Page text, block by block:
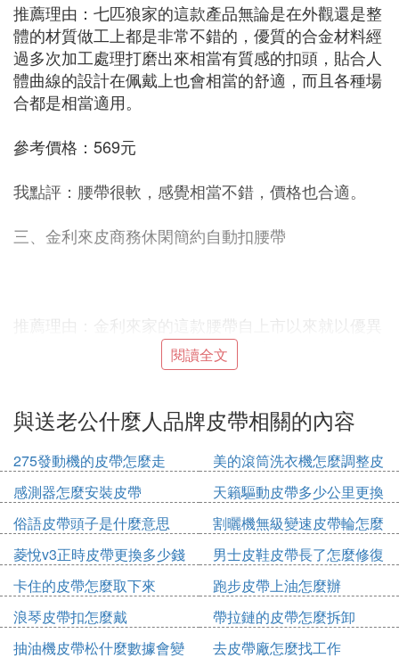
推薦理由：七匹狼家的這款產品無論是在外觀還是整
體的材質做工上都是非常不錯的，優質的合金材料經
過多次加工處理打磨出來相當有質感的扣頭，貼合人
體曲線的設計在佩戴上也會相當的舒適，而且各種場
合都是相當適用。
參考價格：569元
我點評：腰帶很軟，感覺相當不錯，價格也合適。
三、金利來皮商務休閑簡約自動扣腰帶
推薦理由：金利來家的這款腰帶自上市以來就以優異
的質量深得大眾的信賴，精選的皮革在耐用性上相當
的持久， 時尚 的雙面荔枝紋更是能彰顯出不一樣的
不會輕易變形。
參考價格：459元
我點評：皮帶確實不錯， 帶頭設計精緻美觀，表面
拋光能照影，而且光滑。
這個問題很簡單，我也試過在網上購買所謂的頭層牛
皮也只不過如此，我記得小時候幾塊錢就能買到真正
的牛皮皮帶，質量杠杠滴，不過現在的物價高了，以
前的幾塊錢到現在都要一百多塊了，質量同等，不過
閱讀全文
與送老公什麼人品牌皮帶相關的內容
275發動機的皮帶怎麼走
美的滾筒洗衣機怎麼調整皮
帶輪
感測器怎麼安裝皮帶
天籟驅動皮帶多少公里更換
俗語皮帶頭子是什麼意思
割曬機無級變速皮帶輪怎麼
拆
菱悅v3正時皮帶更換多少錢
男士皮鞋皮帶長了怎麼修復
卡住的皮帶怎麼取下來
跑步皮帶上油怎麼辦
浪琴皮帶扣怎麼戴
帶拉鏈的皮帶怎麼拆卸
抽油機皮帶松什麼數據會變
去皮帶廠怎麼找工作